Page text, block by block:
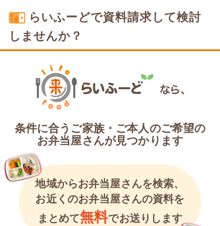
らいふーどで資料請求して検討
しませんか？
条件に合うご家族・ご本人のご希望の
お弁当屋さんが見つかります
地域からお弁当屋さんを検索、
お近くのお弁当屋さんの資料を
まとめて無料でお送りします